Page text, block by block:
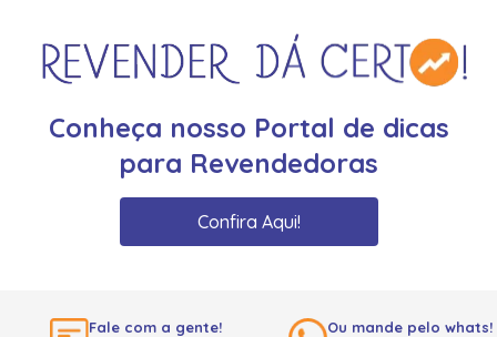
Conheça nosso Portal de dicas
para Revendedoras
Confira Aqui!
Fale com a gente!
Ou mande pelo whats!